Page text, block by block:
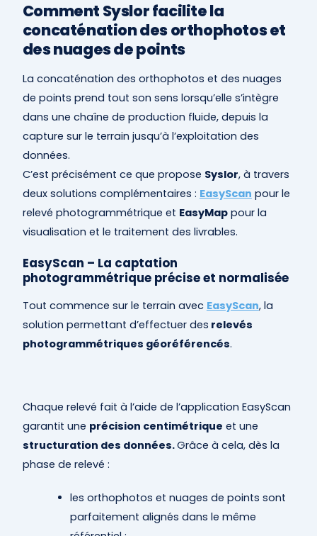
Comment Syslor facilite la
concaténation des orthophotos et
des nuages de points
La concaténation des orthophotos et des nuages
de points prend tout son sens lorsqu’elle s’intègre
dans une chaîne de production fluide, depuis la
capture sur le terrain jusqu’à l’exploitation des
données.
C’est précisément ce que propose Syslor, à travers
deux solutions complémentaires : EasyScan pour le
relevé photogrammétrique et EasyMappour la
visualisation et le traitement des livrables.
EasyScan – La captation
photogrammétrique précise et normalisée
Tout commence sur le terrain avec EasyScan, la
solution permettant d’effectuer des relevés
photogrammétriques géoréférencés.
Chaque relevé fait à l’aide de l’application EasyScan
garantit une précision centimétrique et une
structuration des données.Grâce à cela, dès la
phase de relevé :
les orthophotos et nuages de points sont
parfaitement alignés dans le même